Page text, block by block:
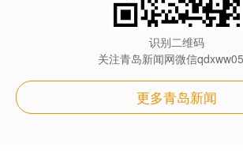
识别二维码
关注青岛新闻网微信
更多青岛新闻